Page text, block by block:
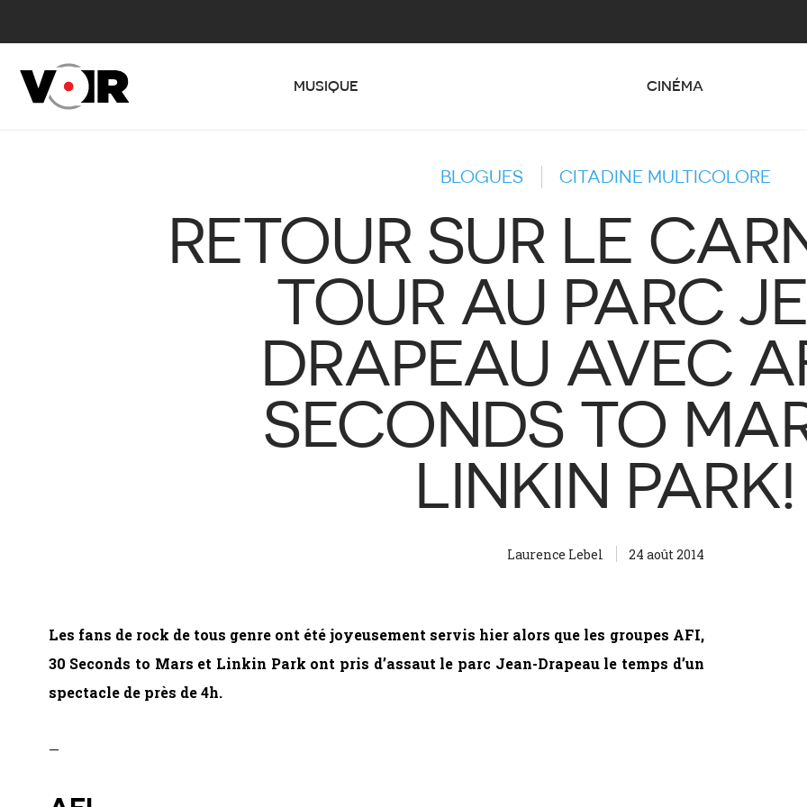
MUSIQUE CINÉMA
BLOGUES CITADINE MULTICOLORE
RETOUR SUR LE
TOUR AU PARC
DRAPEAU AVEC
SECONDS TO
LINKIN PARK!
Laurence Lebel 24 août 2014
Les fans de rock de tous genre ont été joyeusement servis hier alors que les groupes AFI,
30 Seconds to Mars et Linkin Park ont pris d’assaut le parc Jean-Drapeau le temps d’un
spectacle de près de 4h.
—